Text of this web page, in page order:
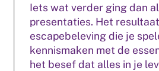
Iets wat verder ging dan
presentaties. Het
escapebeleving die je
kennismaken met de
het besef dat alles in je